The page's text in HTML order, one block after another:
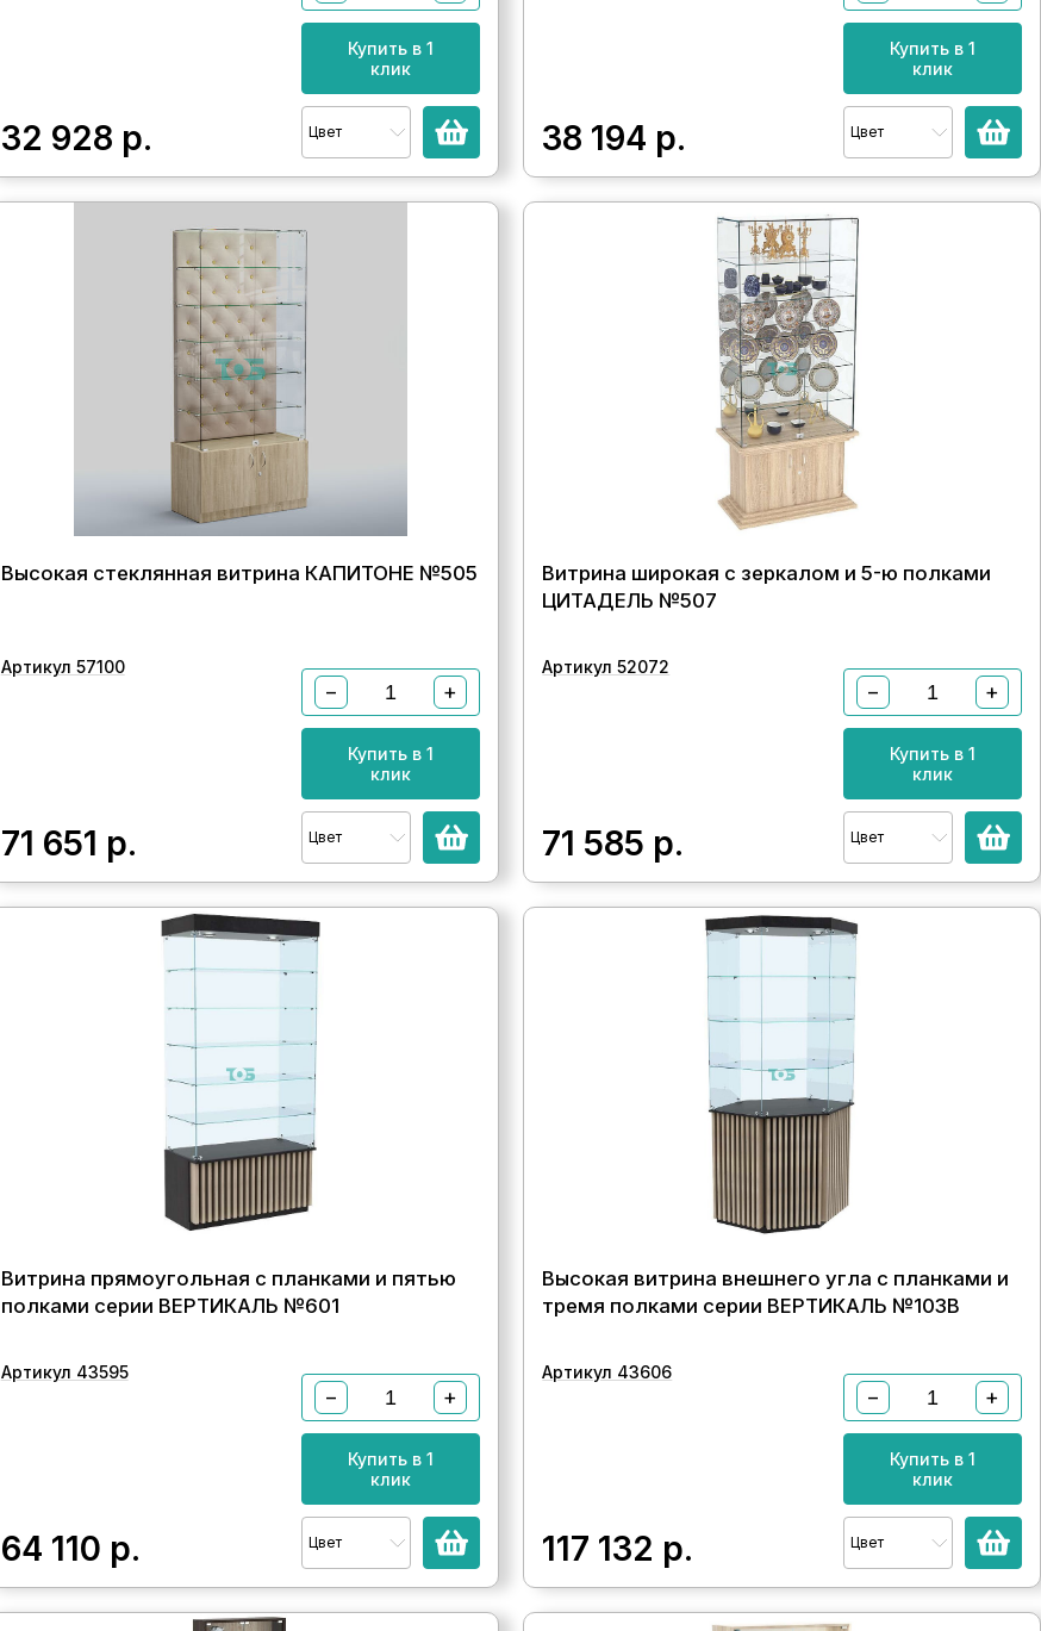
32 928 р.
Купить в 1
клик
Цвет 38 194 р.
Купить в 1
клик
Цвет
Высокая стеклянная витрина КАПИТОНЕ №505
Артикул 57100
71 651 р.
− +
Купить в 1
клик
Цвет
Витрина широкая с зеркалом и 5-ю полками
ЦИТАДЕЛЬ №507
Артикул 52072
71 585 р.
− +
Купить в 1
клик
Цвет
Витрина прямоугольная с планками и пятью
полками серии ВЕРТИКАЛЬ №601
Артикул 43595
64 110 р.
− +
Купить в 1
клик
Цвет
Высокая витрина внешнего угла с планками и
тремя полками серии ВЕРТИКАЛЬ №103В
Артикул 43606
117 132 р.
− +
Купить в 1
клик
Цвет